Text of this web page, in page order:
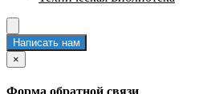
Написать нам
×